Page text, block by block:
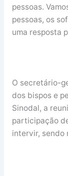
pessoas.
pessoas, os
uma resposta
O secretário-
dos bispos e
Sinodal, a
participação
intervir, sendo